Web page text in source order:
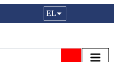
a11y.languageSelection:
EL